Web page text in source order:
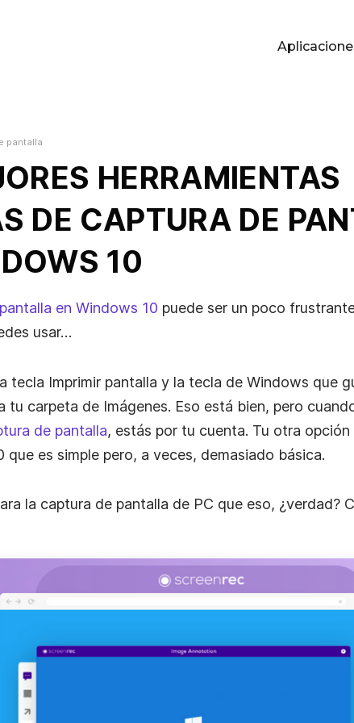
pantalla
HERRAMIENTAS
DE CAPTURA DE
10
en Windows 10 puede ser un poco
usar…
tecla Imprimir pantalla y la tecla de Windows que
tu carpeta de Imágenes. Eso está bien, pero
de pantalla, estás por tu cuenta. Tu otra
es simple pero, a veces, demasiado básica.
la captura de pantalla de PC que eso, ¿verdad?